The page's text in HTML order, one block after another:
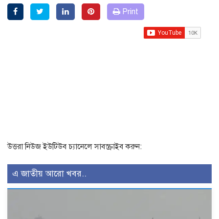
Print
উত্তরা নিউজ ইউটিউব চ্যানেলে সাবস্ক্রাইব করুন:
এ জাতীয় আরো খবর..